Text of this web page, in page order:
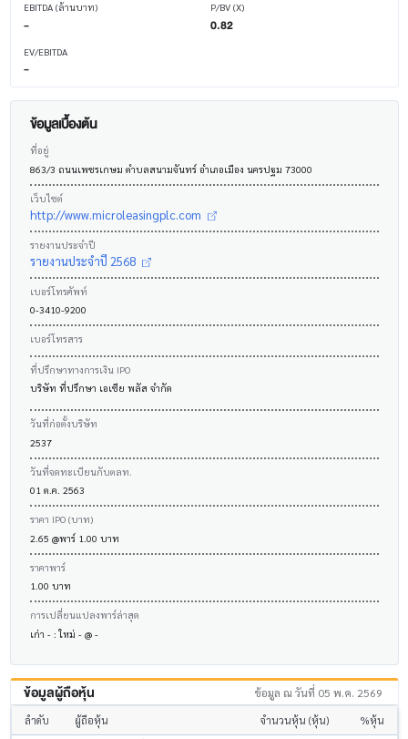
EBITDA (ล้านบาท)
-
EV/EBITDA
-
P/BV (X)
0.82
ข้อมูลเบื้องต้น
ที่อยู่
863/3 ถนนเพชรเกษม ตำบลสนามจันทร์ อำเภอเมือง นครปฐม 73000
เว็บไซต์
http://www.microleasingplc.com
รายงานประจำปี
รายงานประจำปี 2568
เบอร์โทรศัพท์
0-3410-9200
เบอร์โทรสาร
ที่ปรึกษาทางการเงิน IPO
บริษัท ที่ปรึกษา เอเซีย พลัส จำกัด
วันที่ก่อตั้งบริษัท
2537
วันที่จดทะเบียนกับตลท.
01 ต.ค. 2563
ราคา IPO (บาท)
2.65 @พาร์ 1.00 บาท
ราคาพาร์
1.00 บาท
การเปลี่ยนแปลงพาร์ล่าสุด
เก่า - : ใหม่ - @ -
ข้อมูลผู้ถือหุ้น ข้อมูล ณ วันที่ 05 พ.ค. 2569
ลำดับ ผู้ถือหุ้น จำนวนหุ้น (หุ้น) %หุ้น